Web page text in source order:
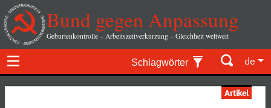
Bund gegen Anpassung
Geburtenkontrolle – Arbeitszeitverkürzung – Gleichheit weltweit
Schlagwörter de
Artikel